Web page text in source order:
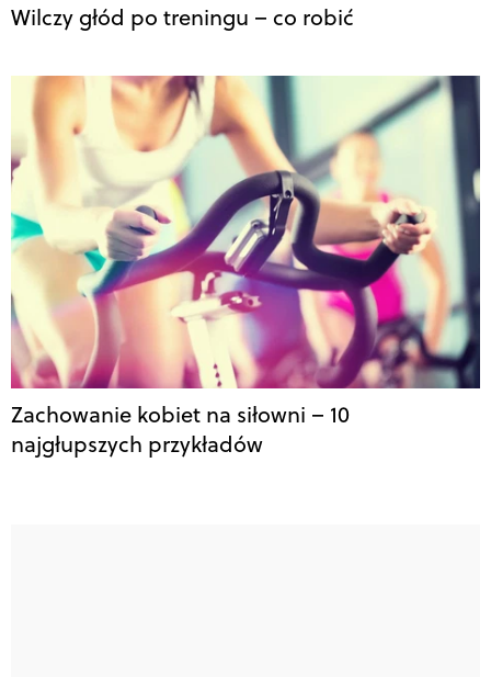
Wilczy głód po treningu – co robić
Zachowanie kobiet na siłowni – 10
najgłupszych przykładów